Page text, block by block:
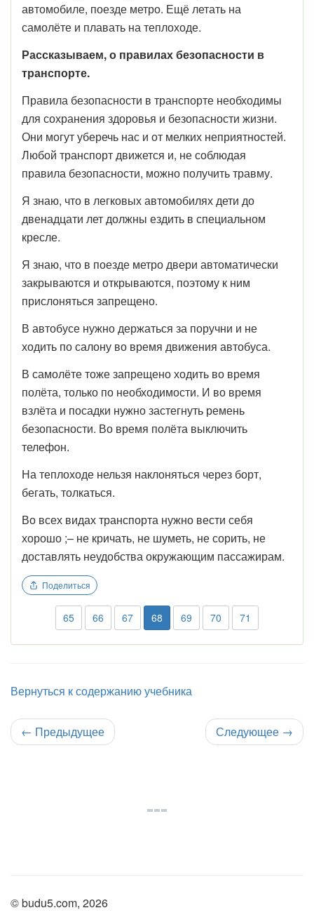
автомобиле, поезде метро. Ещё летать на
самолёте и плавать на теплоходе.
Рассказываем, о правилах безопасности в
транспорте.
Правила безопасности в транспорте необходимы
для сохранения здоровья и безопасности жизни.
Они могут уберечь нас и от мелких неприятностей.
Любой транспорт движется и, не соблюдая
правила безопасности, можно получить травму.
Я знаю, что в легковых автомобилях дети до
двенадцати лет должны ездить в специальном
кресле.
Я знаю, что в поезде метро двери автоматически
закрываются и открываются, поэтому к ним
прислоняться запрещено.
В автобусе нужно держаться за поручни и не
ходить по салону во время движения автобуса.
В самолёте тоже запрещено ходить во время
полёта, только по необходимости. И во время
взлёта и посадки нужно застегнуть ремень
безопасности. Во время полёта выключить
телефон.
На теплоходе нельзя наклоняться через борт,
бегать, толкаться.
Во всех видах транспорта нужно вести себя
хорошо ;– не кричать, не шуметь, не сорить, не
доставлять неудобства окружающим пассажирам.
Поделиться
65 66 67 68 69 70 71
Вернуться к содержанию учебника
← Предыдущее Следующее →
© budu5.com, 2026